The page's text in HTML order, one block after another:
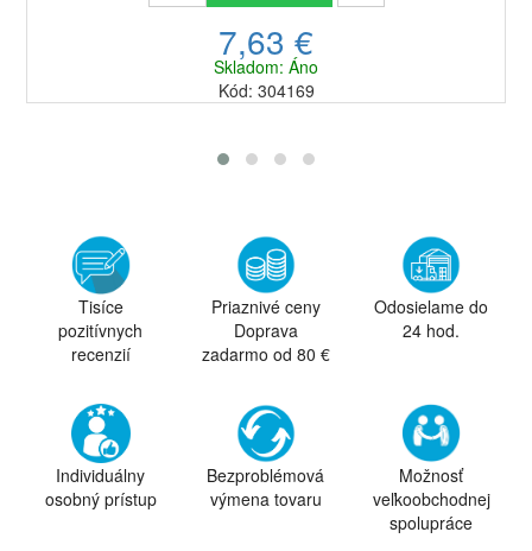
7,63 €
Skladom: Áno
Kód: 304169
Tisíce
pozitívnych
recenzií
Priaznivé ceny
Doprava
zadarmo od 80 €
Odosielame do
24 hod.
Individuálny
osobný prístup
Bezproblémová
výmena tovaru
Možnosť
veľkoobchodnej
spolupráce